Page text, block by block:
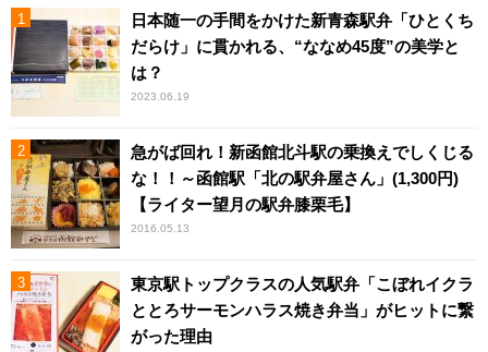
日本随一の手間をかけた新青森駅弁「ひとくち
だらけ」に貫かれる、“ななめ45度”の美学と
は？
2023.06.19
急がば回れ！新函館北斗駅の乗換えでしくじる
な！！～函館駅「北の駅弁屋さん」(1,300円)
【ライター望月の駅弁膝栗毛】
2016.05.13
東京駅トップクラスの人気駅弁「こぼれイクラ
ととろサーモンハラス焼き弁当」がヒットに繋
がった理由